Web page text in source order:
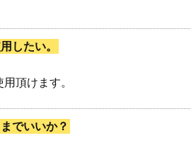
したい。
頂けます。
でいいか？